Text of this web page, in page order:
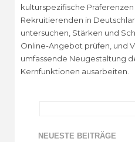
kulturspezifische
Rekruitierenden in
untersuchen, Stärken und
Online-Angebot prüfen, und
umfassende Neugestaltung
Kernfunktionen ausarbeiten.
NEUESTE BEITRÄGE